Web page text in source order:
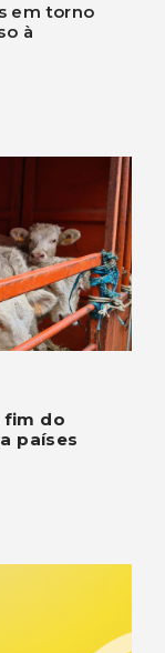
em torno
à
fim do
países